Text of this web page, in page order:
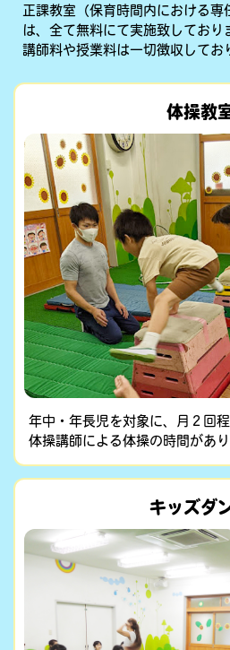
正課教室（保育時間内における専
は、全て無料にて実施致しており
講師料や授業料は一切徴収してお
体操教
年中・年長児を対象に、月２回
体操講師による体操の時間があり
キッズダ